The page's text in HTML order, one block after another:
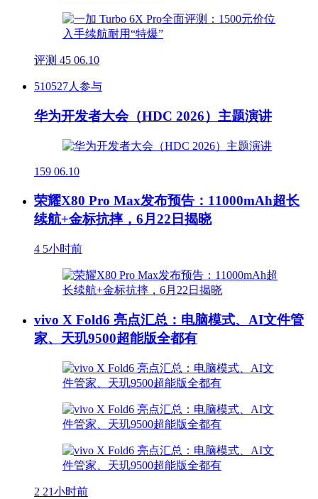
评测 45 06.10
510527人参与
华为开发者大会（HDC 2026）主题演讲
159 06.10
荣耀X80 Pro Max发布预告：11000mAh超长
续航+金标抗摔，6月22日揭晓
4 5小时前
vivo X Fold6 亮点汇总：电脑模式、AI文件管
家、天玑9500超能版全都有
2 21小时前